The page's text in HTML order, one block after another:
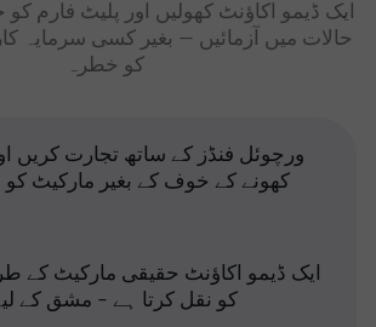
ایک ڈیمو اکاؤنٹ کھولیں اور پلیٹ فارم
حالات میں آزمائیں — بغیر کسی سرمایہ
کو خطرہ
ورچوئل فنڈز کے ساتھ تجارت کریں
کھونے کے خوف کے بغیر مارکیٹ کو
ایک ڈیمو اکاؤنٹ حقیقی مارکیٹ کے
کو نقل کرتا ہے - مشق کے